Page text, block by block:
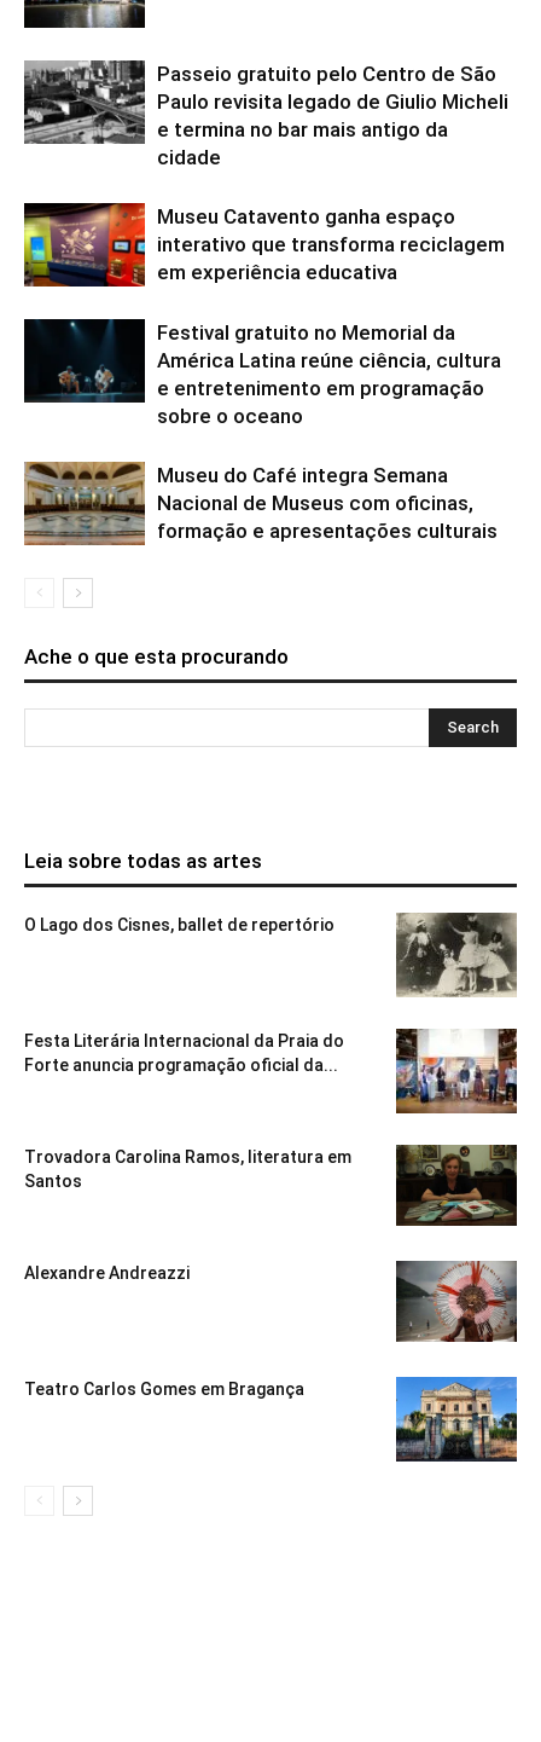
Passeio gratuito pelo Centro de São
Paulo revisita legado de Giulio Micheli
e termina no bar mais antigo da
cidade
Museu Catavento ganha espaço
interativo que transforma reciclagem
em experiência educativa
Festival gratuito no Memorial da
América Latina reúne ciência, cultura
e entretenimento em programação
sobre o oceano
Museu do Café integra Semana
Nacional de Museus com oficinas,
formação e apresentações culturais
Ache o que esta procurando
Leia sobre todas as artes
O Lago dos Cisnes, ballet de repertório
Festa Literária Internacional da Praia do
Forte anuncia programação oficial da...
Trovadora Carolina Ramos, literatura em
Santos
Alexandre Andreazzi
Teatro Carlos Gomes em Bragança